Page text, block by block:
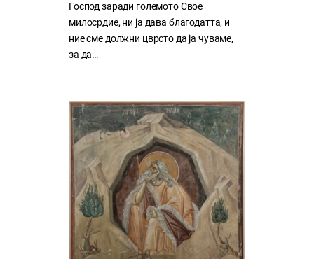
Господ заради големото Свое
милосрдие, ни ја дава благодатта, и
ние сме должни цврсто да ја чуваме,
за да…